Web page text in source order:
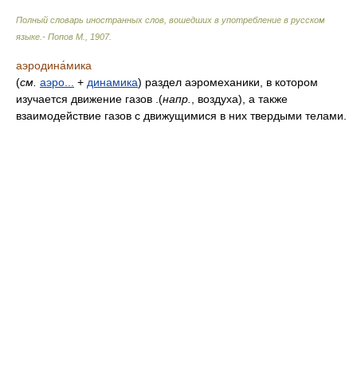
Полный словарь иностранных слов, вошедших в употребление в русском
языке.- Попов М.
1907.
аэродина́мика
(см. аэро... + динамика) раздел аэромеханики, в котором
изучается движение газов .(напр.
, воздуха), а также
взаимодействие газов с движущимися в них твердыми телами.